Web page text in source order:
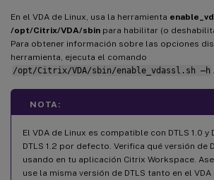
En el VDA de Linux, usa la herramienta
/opt/Citrix/VDA/sbin para habilitar (o
Para obtener información sobre las opciones
herramienta, ejecuta el comando
/opt/Citrix/VDA/sbin/enable_vdassl.sh –h
NOTA:
El VDA de Linux es compatible con DTLS 1.0 y
DTLS 1.2 por defecto. Verifica qué versión de
usando en tu aplicación Citrix Workspace.
use la misma versión de DTLS tanto en el